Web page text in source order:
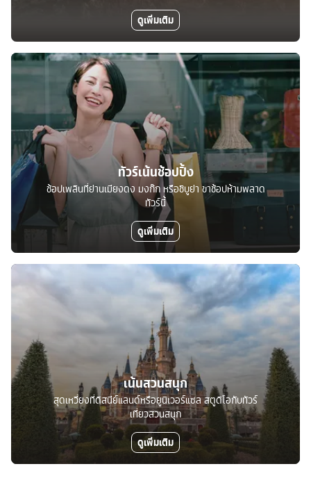
ดูเพิ่มเติม
ทัวร์เน้นช้อปปิ้ง
ช้อปเพลินที่ย่านเมียงดง มงก๊ก หรือชิบูย่า ขาช้อปห้ามพลาด
ทัวร์นี้
ดูเพิ่มเติม
เน้นสวนสนุก
สุดเหวี่ยงที่ดิสนีย์แลนด์หรือยูนิเวอร์แซล สตูดิโอกับทัวร์
เที่ยวสวนสนุก
ดูเพิ่มเติม